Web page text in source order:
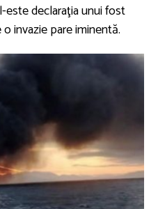
este declaraţia unui fost
invazie pare iminentă.